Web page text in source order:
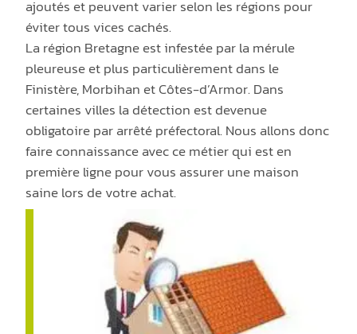
ajoutés et peuvent varier selon les régions pour
éviter tous vices cachés.
La région Bretagne est infestée par la mérule
pleureuse et plus particulièrement dans le
Finistère, Morbihan et Côtes-d’Armor. Dans
certaines villes la détection est devenue
obligatoire par arrêté préfectoral. Nous allons donc
faire connaissance avec ce métier qui est en
première ligne pour vous assurer une maison
saine lors de votre achat.